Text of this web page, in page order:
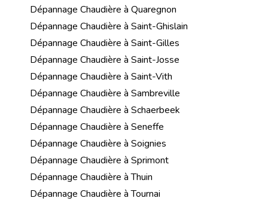
Dépannage Chaudière à Quaregnon
Dépannage Chaudière à Saint-Ghislain
Dépannage Chaudière à Saint-Gilles
Dépannage Chaudière à Saint-Josse
Dépannage Chaudière à Saint-Vith
Dépannage Chaudière à Sambreville
Dépannage Chaudière à Schaerbeek
Dépannage Chaudière à Seneffe
Dépannage Chaudière à Soignies
Dépannage Chaudière à Sprimont
Dépannage Chaudière à Thuin
Dépannage Chaudière à Tournai